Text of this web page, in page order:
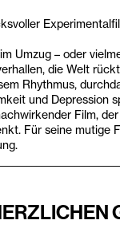
Umzug – oder
die Welt
Rhythmus,
und Depression
Film,
Für seine mutige